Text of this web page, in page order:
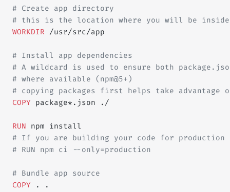
# Create app directory
# this is the location where you will be
WORKDIR /usr/src/app
# Install app dependencies
# A wildcard is used to ensure both
# where available (npm@5+)
# copying packages first helps take advantage
COPY package*.json ./
RUN npm install
# If you are building your code for production
# RUN npm ci --only=production
# Bundle app source
COPY . .